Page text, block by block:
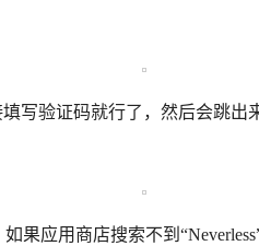
写验证码就行了，然后会跳出
果应用商店搜索不到